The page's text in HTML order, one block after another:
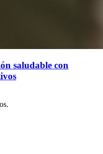
saludable con